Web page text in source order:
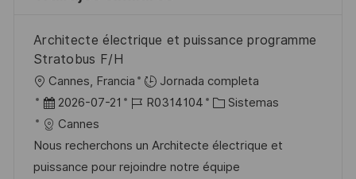
Architecte électrique et puissance programme
Stratobus F/H
U
b
c
a
Cannes, Francia
Jornada completa
F
e
c
h
2026-07-21
I
d
e
R0314104
C
t
e
Sistemas
Cannes
Nous recherchons un Architecte électrique et
puissance pour rejoindre notre équipe